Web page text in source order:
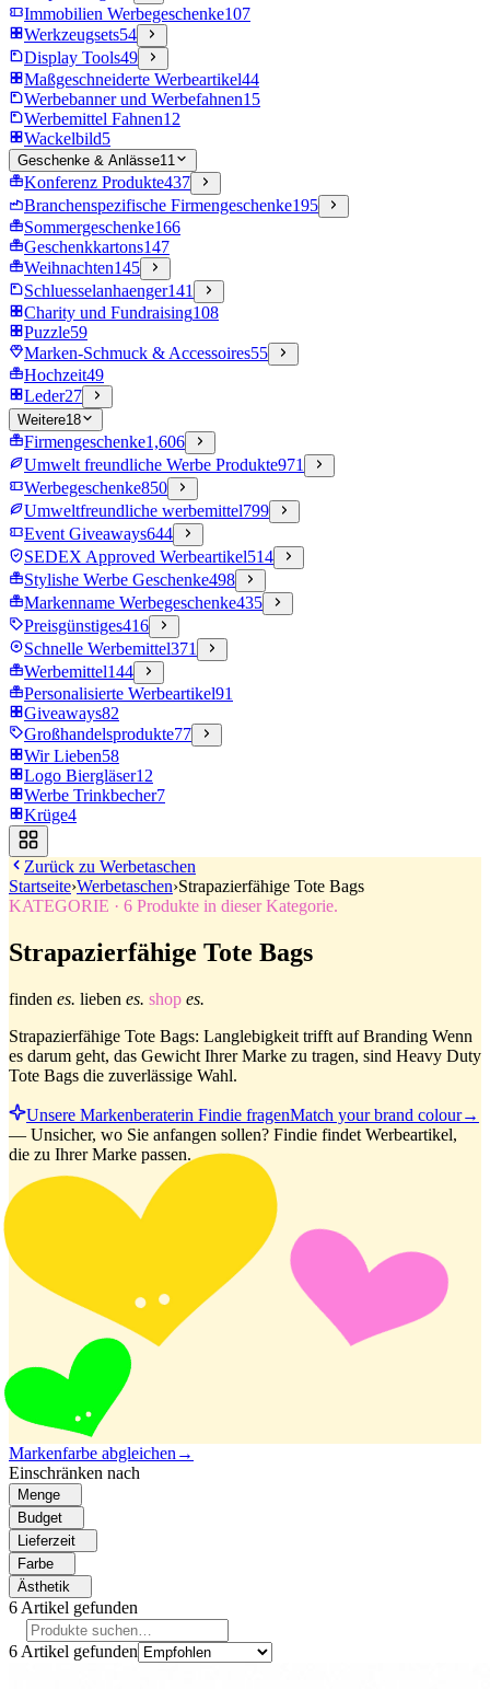
Immobilien Werbegeschenke107
Werkzeugsets54
Display Tools49
Maßgeschneiderte Werbeartikel44
Werbebanner und Werbefahnen15
Werbemittel Fahnen12
Wackelbild5
Geschenke & Anlässe11
Konferenz Produkte437
Branchenspezifische Firmengeschenke195
Sommergeschenke166
Geschenkkartons147
Weihnachten145
Schluesselanhaenger141
Charity und Fundraising108
Puzzle59
Marken-Schmuck & Accessoires55
Hochzeit49
Leder27
Weitere18
Firmengeschenke1,606
Umwelt freundliche Werbe Produkte971
Werbegeschenke850
Umweltfreundliche werbemittel799
Event Giveaways644
SEDEX Approved Werbeartikel514
Stylishe Werbe Geschenke498
Markenname Werbegeschenke435
Preisgünstiges416
Schnelle Werbemittel371
Werbemittel144
Personalisierte Werbeartikel91
Giveaways82
Großhandelsprodukte77
Wir Lieben58
Logo Biergläser12
Werbe Trinkbecher7
Krüge4
Zurück zu Werbetaschen
Startseite›Werbetaschen›Strapazierfähige Tote Bags
KATEGORIE · 6 Produkte in dieser Kategorie.
Strapazierfähige Tote Bags
finden es. lieben es. shop es.
Strapazierfähige Tote Bags: Langlebigkeit trifft auf Branding Wenn
es darum geht, das Gewicht Ihrer Marke zu tragen, sind Heavy Duty
Tote Bags die zuverlässige Wahl.
Unsere Markenberaterin Findie fragenMatch your brand colour→
— Unsicher, wo Sie anfangen sollen? Findie findet Werbeartikel,
die zu Ihrer Marke passen.
Markenfarbe abgleichen →
Einschränken nach
Menge
Budget
Lieferzeit
Farbe
Ästhetik
6 Artikel gefunden
6 Artikel gefunden